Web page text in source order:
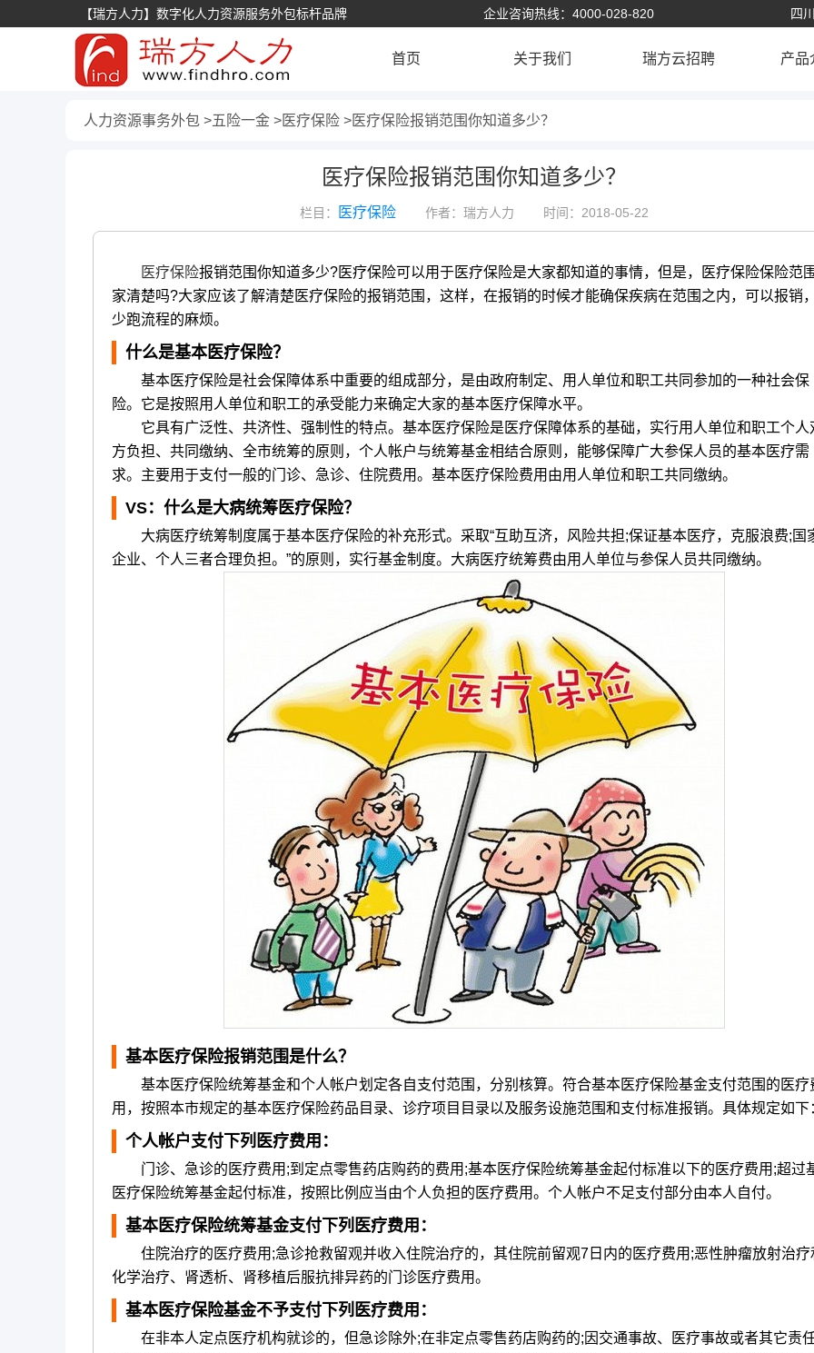
【瑞方人力】数字化人力资源服务外包标杆品牌 企业咨询热线：4000-028-820 四
首页 关于我们 瑞方云招聘 产品
人力资源事务外包 五险一金 医疗保险 医疗保险报销范围你知道多少？
医疗保险报销范围你知道多少？
栏目： 医疗保险 作者：瑞方人力 时间：2018-05-22
医疗保险报销范围你知道多少?医疗保险可以用于医疗保险是大家都知道的事情，但是，医疗保险保险范
家清楚吗?大家应该了解清楚医疗保险的报销范围，这样，在报销的时候才能确保疾病在范围之内，可以报销
少跑流程的麻烦。
什么是基本医疗保险？
基本医疗保险是社会保障体系中重要的组成部分，是由政府制定、用人单位和职工共同参加的一种社会保
险。它是按照用人单位和职工的承受能力来确定大家的基本医疗保障水平。
它具有广泛性、共济性、强制性的特点。基本医疗保险是医疗保障体系的基础，实行用人单位和职工个人
方负担、共同缴纳、全市统筹的原则，个人帐户与统筹基金相结合原则，能够保障广大参保人员的基本医疗需
求。主要用于支付一般的门诊、急诊、住院费用。基本医疗保险费用由用人单位和职工共同缴纳。
VS：什么是大病统筹医疗保险？
大病医疗统筹制度属于基本医疗保险的补充形式。采取“互助互济，风险共担;保证基本医疗，克服浪费;国
企业、个人三者合理负担。”的原则，实行基金制度。大病医疗统筹费由用人单位与参保人员共同缴纳。
基本医疗保险报销范围是什么？
基本医疗保险统筹基金和个人帐户划定各自支付范围，分别核算。符合基本医疗保险基金支付范围的医疗
用，按照本市规定的基本医疗保险药品目录、诊疗项目目录以及服务设施范围和支付标准报销。具体规定如下
个人帐户支付下列医疗费用：
门诊、急诊的医疗费用;到定点零售药店购药的费用;基本医疗保险统筹基金起付标准以下的医疗费用;超过
医疗保险统筹基金起付标准，按照比例应当由个人负担的医疗费用。个人帐户不足支付部分由本人自付。
基本医疗保险统筹基金支付下列医疗费用：
住院治疗的医疗费用;急诊抢救留观并收入住院治疗的，其住院前留观7日内的医疗费用;恶性肿瘤放射治疗
化学治疗、肾透析、肾移植后服抗排异药的门诊医疗费用。
基本医疗保险基金不予支付下列医疗费用：
在非本人定点医疗机构就诊的，但急诊除外;在非定点零售药店购药的;因交通事故、医疗事故或者其它责